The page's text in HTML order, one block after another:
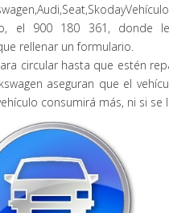
,Audi,Seat,Skoday
el 900 180 361, donde
rellenar un formulario.
circular hasta que estén
aseguran que el
consumirá más, ni si se